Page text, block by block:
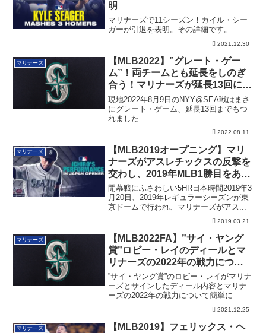
明
マリナーズで11シーズン！カイル・シー
ガーが引退を表明。その詳細です。
2021.12.30
マリナーズ
【MLB2022】”グレート・ゲー
ム”！両チームとも延長をしのぎ
合う！マリナーズが延長13回に決
着！
現地2022年8月9日のNYY@SEA戦はまさ
にグレート・ゲーム、延長13回までもつ
れました
2022.08.11
マリナーズ
【MLB2019オープニング】マリ
ナーズがアスレチックスの反撃を
交わし、2019年MLB1勝目をあげ
る
開幕戦にふさわしい5HR日本時間2019年3
月20日、2019年レギュラーシーズンが東
京ドームで行われ、マリナーズがアス...
2019.03.21
マリナーズ
【MLB2022FA】”サイ・ヤング
賞”ロビー・レイのディールとマ
リナーズの2022年の戦力につい
て
”サイ・ヤング賞”のロビー・レイがマリナ
ーズとサインしたディール内容とマリナ
ーズの2022年の戦力について簡単に
2021.12.25
マリナーズ
【MLB2019】フェリックス・ヘ